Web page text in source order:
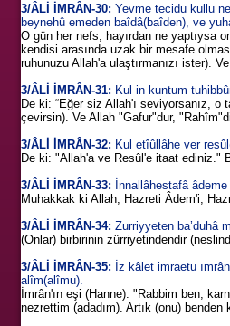
3/ÂLİ İMRÂN-30: Yevme tecidu kullu
beynehû emeden baîdâ(baîden), ve
O gün her nefs, hayırdan ne yaptıysa
kendisi arasında uzak bir mesafe
ruhunuzu Allah'a ulaştırmanızı ister).
3/ÂLİ İMRÂN-31: Kul in kuntum
De ki: “Eğer siz Allah'ı seviyorsanız,
çevirsin). Ve Allah "Gafur"dur,
3/ÂLİ İMRÂN-32: Kul etîûllâhe ver
De ki: "Allah'a ve Resûl'e itaat ediniz."
3/ÂLİ İMRÂN-33: İnnallâhestafâ
Muhakkak ki Allah, Hazreti Âdem'i,
3/ÂLİ İMRÂN-34: Zurriyyeten ba’duhâ
(Onlar) birbirinin zürriyetindendir
3/ÂLİ İMRÂN-35: İz kâlet imraetu
alîm(alîmu).
İmrân'ın eşi (Hanne): "Rabbim ben,
nezrettim (adadım). Artık (onu)